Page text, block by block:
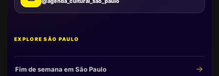
EXPLORE SÃO PAULO
Fim de semana em São Paulo